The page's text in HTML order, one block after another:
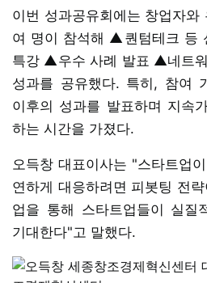
이번 성과공유회에는 창업자
여 명이 참석해 ▲퀀텀테크 등
특강 ▲우수 사례 발표 ▲네트
성과를 공유했다. 특히, 참여
이후의 성과를 발표하며 지속
하는 시간을 가졌다.
오득창 대표이사는 "스타트업
연하게 대응하려면 피봇팅 전
업을 통해 스타트업들이 실질
기대한다"고 말했다.